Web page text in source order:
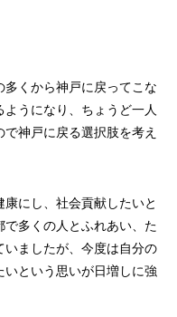
くから神戸に戻ってこな
うになり、ちょうど一人
神戸に戻る選択肢を考え
にし、社会貢献したいと
多くの人とふれあい、た
いましたが、今度は自分の
という思いが日増しに強